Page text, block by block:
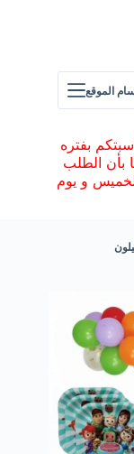
الموقع
بفتره
بأن الطلب
إلى الخميس و يوم